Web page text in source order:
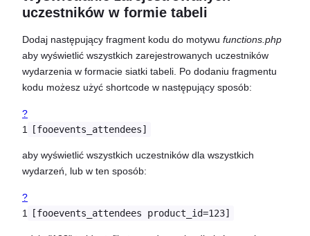
uczestników w formie tabeli
Dodaj następujący fragment kodu do motywu functions.php
aby wyświetlić wszystkich zarejestrowanych uczestników
wydarzenia w formacie siatki tabeli. Po dodaniu fragmentu
kodu możesz użyć shortcode w następujący sposób:
?
1
[fooevents_attendees]
aby wyświetlić wszystkich uczestników dla wszystkich
wydarzeń, lub w ten sposób:
?
1
[fooevents_attendees product_id=123]